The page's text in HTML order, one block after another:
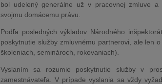
bol udelený generálne už v pracovnej zmluve
svojmu domácemu právu.
Podľa posledných výkladov Národného
poskytnutie služby zmluvnému partnerovi, ale len
školeniach, seminároch, rokovaniach).
Vyslaním sa rozumie poskytnutie služby v
zamestnávateľa. V prípade vyslania sa vždy